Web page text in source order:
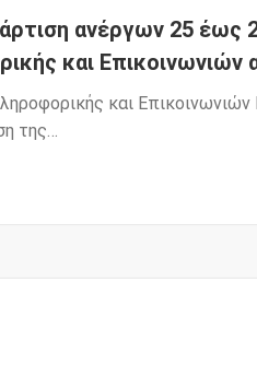
ανέργων 25 έως
και Επικοινωνιών
και
της…